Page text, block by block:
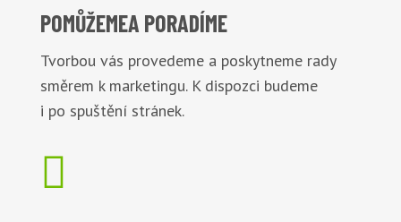
POMŮŽEMEA PORADÍME
Tvorbou vás provedeme a poskytneme rady
směrem k marketingu. K dispozci budeme
i po spuštění stránek.
